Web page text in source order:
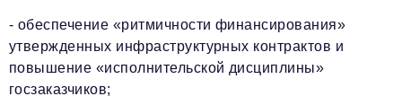
- обеспечение «ритмичности финансирования»
утвержденных инфраструктурных контрактов и
повышение «исполнительской дисциплины»
госзаказчиков;